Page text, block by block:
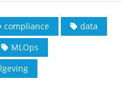
compliance
data
MLOps